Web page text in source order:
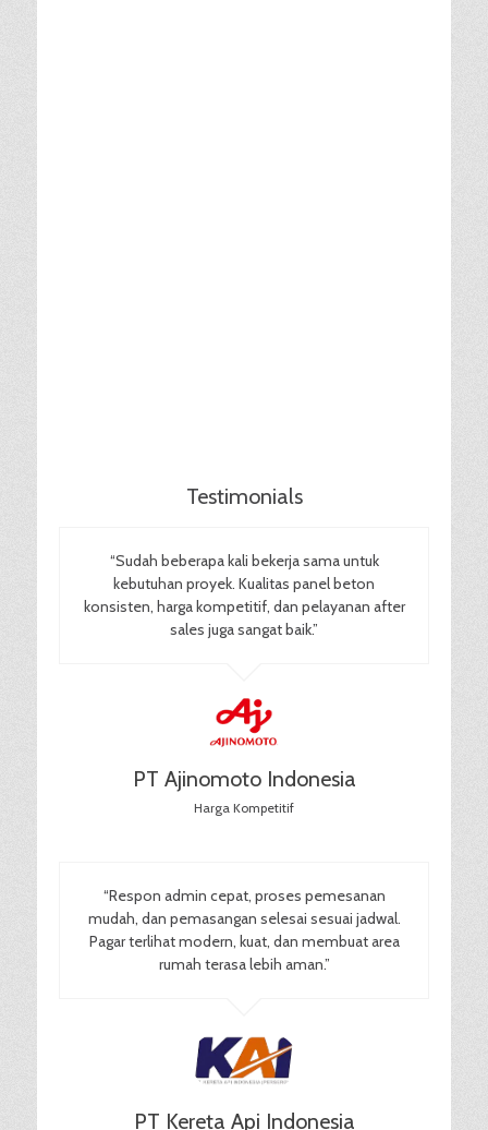
Testimonials
“Sudah beberapa kali bekerja sama untuk
kebutuhan proyek. Kualitas panel beton
konsisten, harga kompetitif, dan pelayanan after
sales juga sangat baik.”
PT Ajinomoto Indonesia
Harga Kompetitif
“Respon admin cepat, proses pemesanan
mudah, dan pemasangan selesai sesuai jadwal.
Pagar terlihat modern, kuat, dan membuat area
rumah terasa lebih aman.”
PT Kereta Api Indonesia